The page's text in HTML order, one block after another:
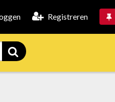
Registreren